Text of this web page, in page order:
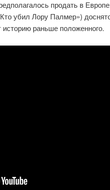
продать в
убил Лору Палмер»)
раньше положенного.